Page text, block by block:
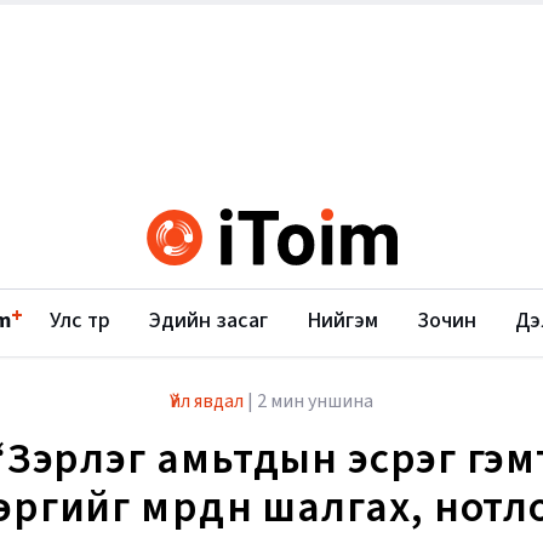
+ Улс төр Эдийн засаг Нийгэм Зочин
Үйл явдал | 2 мин уншина
амьтдын эсрэг
мөрдөн шалгах,